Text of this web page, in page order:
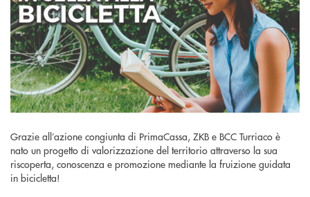
Grazie all’azione congiunta di PrimaCassa, ZKB e BCC Turriaco è
nato un progetto di valorizzazione del territorio attraverso la sua
riscoperta, conoscenza e promozione mediante la fruizione guidata
in bicicletta!